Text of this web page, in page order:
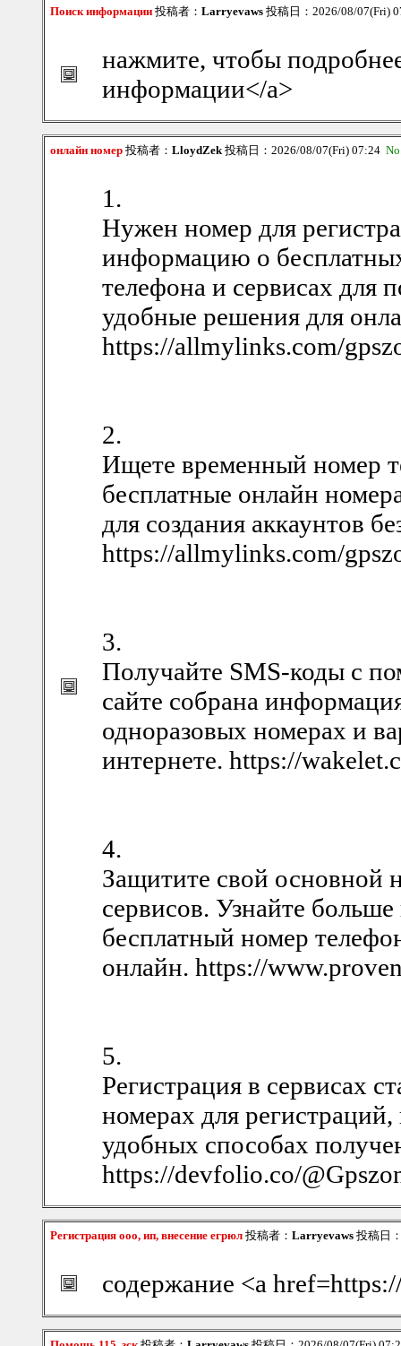
Поиск информации 投稿者： Larryevaws 投稿日：2026/08/07(Fri)
нажмите, чтобы
информации</a>
онлайн номер 投稿者： LloydZek投稿日：2026/08/07(Fri) 07:24
1.
Нужен номер для
информацию о
телефона и сервисах для
удобные решения для
https://allmylinks.com/
2.
Ищете временный номер
бесплатные онлайн
для создания аккаунтов
https://allmylinks.com/
3.
Получайте SMS-коды с
сайте собрана
одноразовых номерах и
интернете. https://
4.
Защитите свой основной
сервисов. Узнайте
бесплатный номер
онлайн. https://
5.
Регистрация в сервисах
номерах для
удобных способах
https://devfolio.co/
Регистрация ооо, ип, внесение егрюл 投稿者： Larryevaws 投稿日
содержание <a